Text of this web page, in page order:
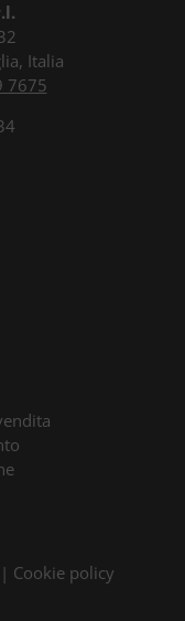
Italia
7675
| Cookie policy